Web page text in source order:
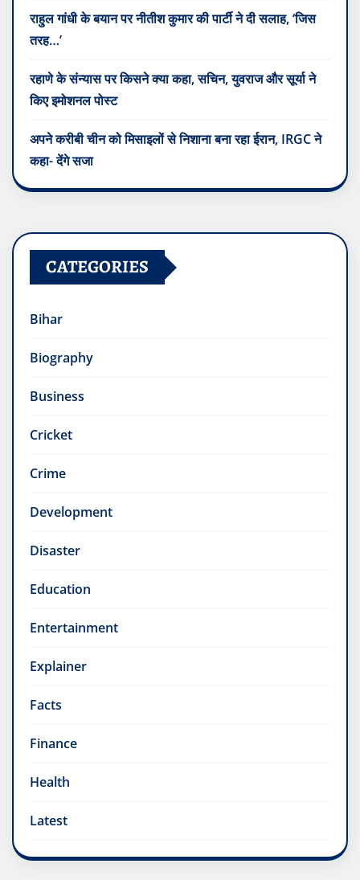
राहुल गांधी के बयान पर नीतीश कुमार की पार्टी ने दी सलाह, ‘जिस
तरह…’
रहाणे के संन्यास पर किसने क्या कहा, सचिन, युवराज और सूर्या ने
किए इमोशनल पोस्ट
अपने करीबी चीन को मिसाइलों से निशाना बना रहा ईरान, IRGC ने
कहा- देंगे सजा
CATEGORIES
Bihar
Biography
Business
Cricket
Crime
Development
Disaster
Education
Entertainment
Explainer
Facts
Finance
Health
Latest